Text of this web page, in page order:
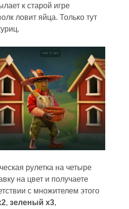
к старой игре
ловит яйца. Только тут
рулетка на четыре
на цвет и получаете
с множителем этого
, зеленый x3,